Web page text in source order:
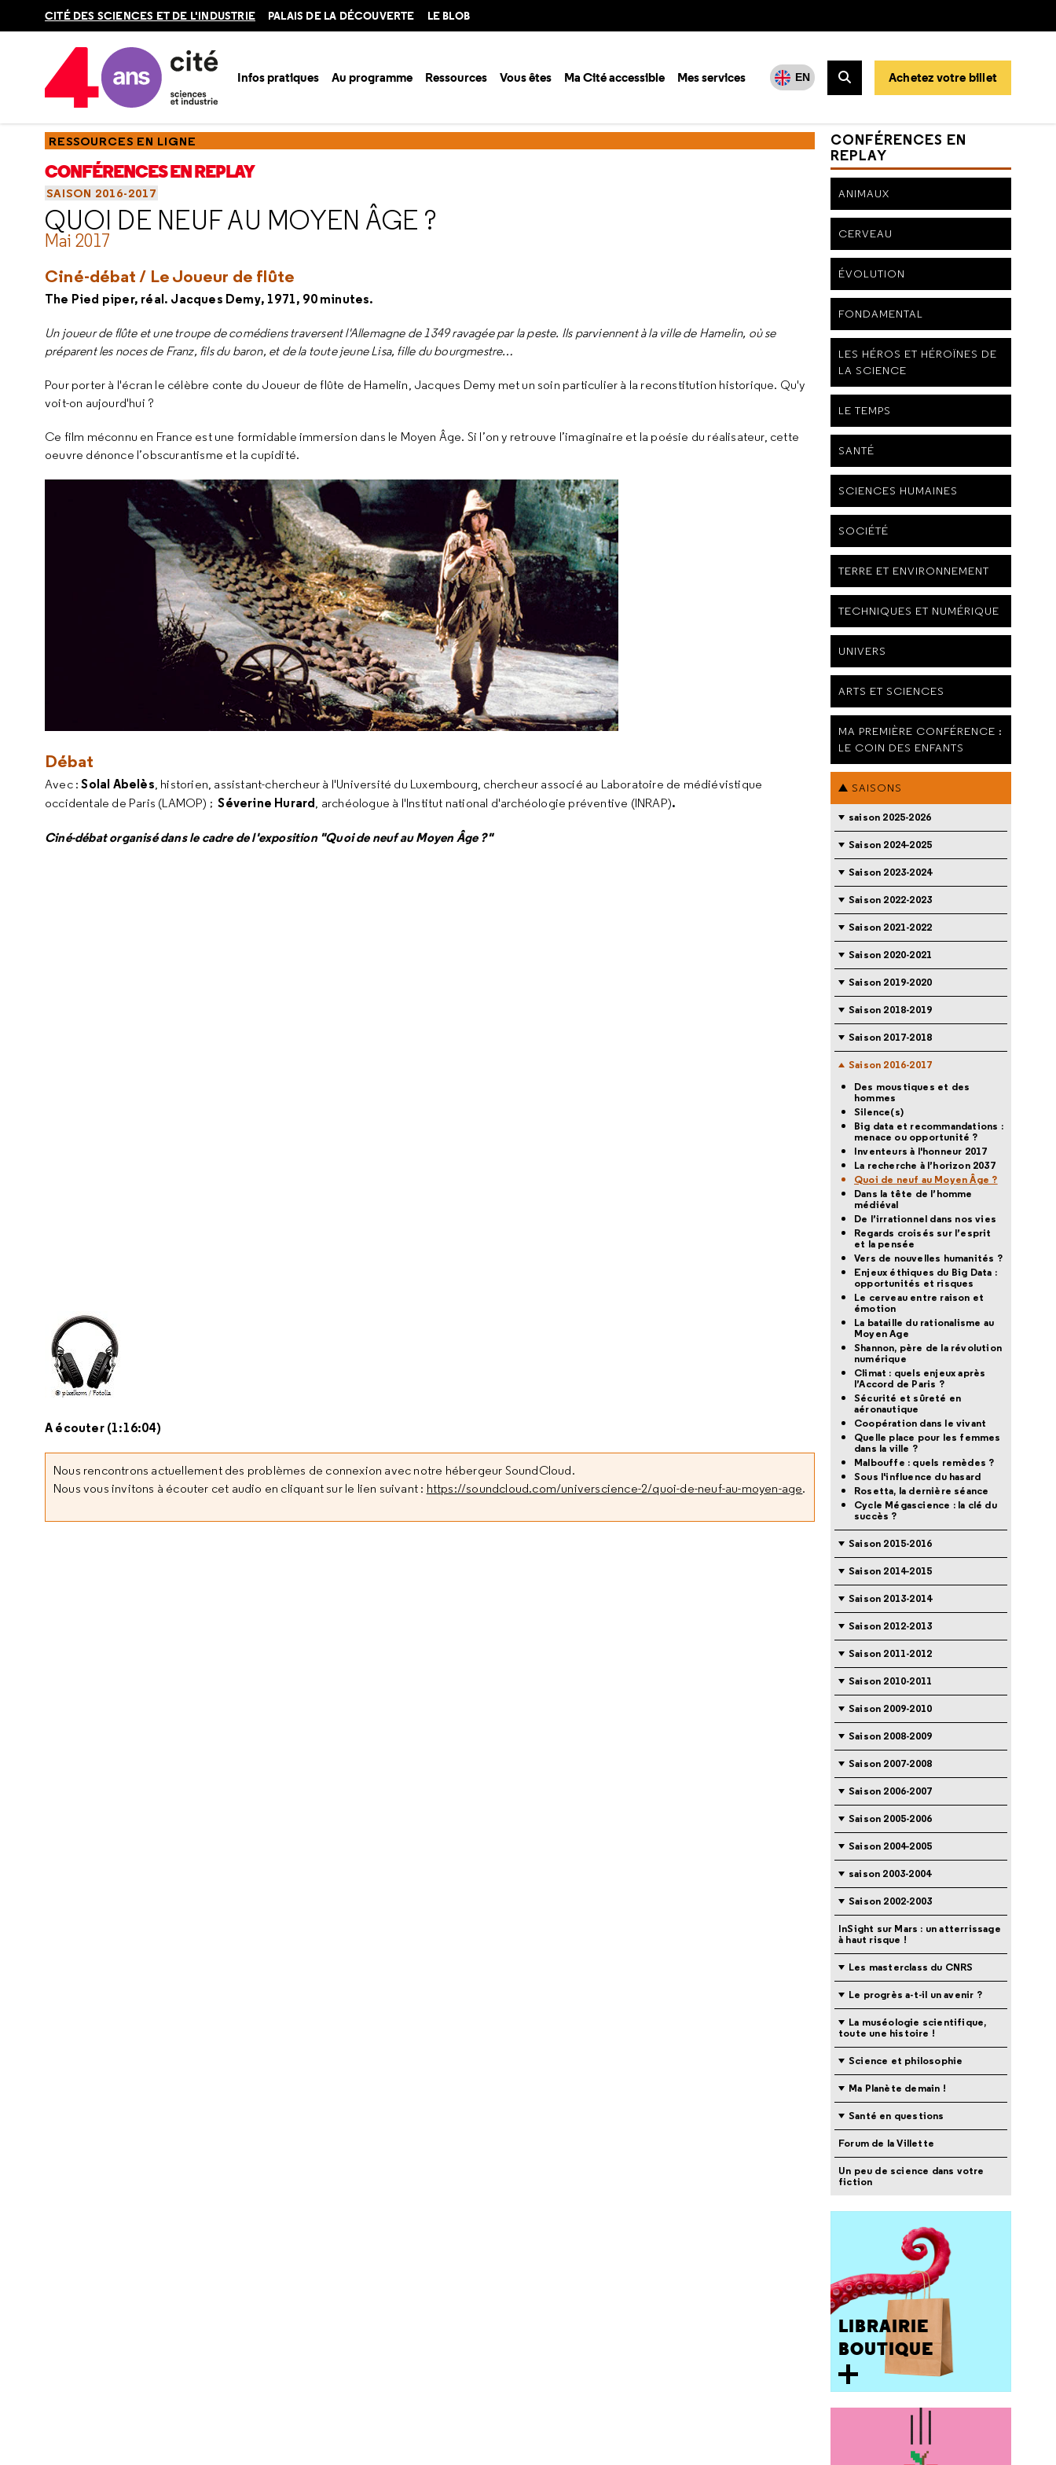
CITÉ DES SCIENCES ET DE L'INDUSTRIE PALAIS DE LA DÉCOUVERTE LE BLOB
Infos pratiques Au programme Ressources Vous êtes Ma Cité accessible Mes services EN
Rechercher
Achetez votre billet
Accueil Ressources
RESSOURCES EN LIGNE
CONFÉRENCES EN REPLAY
SAISON 2016-2017
QUOI DE NEUF AU MOYEN ÂGE ?
Mai 2017
Ciné-débat / Le Joueur de flûte
The Pied piper, réal. Jacques Demy, 1971, 90 minutes.
Un joueur de flûte et une troupe de comédiens traversent l'Allemagne de 1349 ravagée par la peste. Ils parviennent à la ville de Hamelin, où se
préparent les noces de Franz, fils du baron, et de la toute jeune Lisa, fille du bourgmestre…
Pour porter à l'écran le célèbre conte du Joueur de flûte de Hamelin, Jacques Demy met un soin particulier à la reconstitution historique. Qu'y
voit-on aujourd'hui ?
Ce film méconnu en France est une formidable immersion dans le Moyen Âge. Si l’on y retrouve l’imaginaire et la poésie du réalisateur, cette
oeuvre dénonce l’obscurantisme et la cupidité.
Débat
Avec :Solal Abelès, historien, assistant-chercheur à l'Université du Luxembourg, chercheur associé au Laboratoire de médiévistique
occidentale de Paris (LAMOP) ;Séverine Hurard, archéologue à l'Institut national d'archéologie préventive (INRAP).
Ciné-débat organisé dans le cadre de l'exposition "Quoi de neuf au Moyen Âge ?"
A écouter (1:16:04)
Nous rencontrons actuellement des problèmes de connexion avec notre hébergeur SoundCloud.
Nous vous invitons à écouter cet audio en cliquant sur le lien suivant : https://soundcloud.com/universcience-2/quoi-de-neuf-au-moyen-age.
CONFÉRENCES EN
REPLAY
ANIMAUX
CERVEAU
ÉVOLUTION
FONDAMENTAL
LES HÉROS ET HÉROÏNES DE
LA SCIENCE
LE TEMPS
SANTÉ
SCIENCES HUMAINES
SOCIÉTÉ
TERRE ET ENVIRONNEMENT
TECHNIQUES ET NUMÉRIQUE
UNIVERS
ARTS ET SCIENCES
MA PREMIÈRE CONFÉRENCE :
LE COIN DES ENFANTS
SAISONS
saison 2025-2026
Saison 2024-2025
Saison 2023-2024
Saison 2022-2023
Saison 2021-2022
Saison 2020-2021
Saison 2019-2020
Saison 2018-2019
Saison 2017-2018
Saison 2016-2017
Des moustiques et des
hommes
Silence(s)
Big data et recommandations :
menace ou opportunité ?
Inventeurs à l'honneur 2017
La recherche à l’horizon 2037
Quoi de neuf au Moyen Âge ?
Dans la tête de l’homme
médiéval
De l’irrationnel dans nos vies
Regards croisés sur l’esprit
et la pensée
Vers de nouvelles humanités ?
Enjeux éthiques du Big Data :
opportunités et risques
Le cerveau entre raison et
émotion
La bataille du rationalisme au
Moyen Age
Shannon, père de la révolution
numérique
Climat : quels enjeux après
l’Accord de Paris ?
Sécurité et sûreté en
aéronautique
Coopération dans le vivant
Quelle place pour les femmes
dans la ville ?
Malbouffe : quels remèdes ?
Sous l'influence du hasard
Rosetta, la dernière séance
Cycle Mégascience : la clé du
succès ?
Saison 2015-2016
Saison 2014-2015
Saison 2013-2014
Saison 2012-2013
Saison 2011-2012
Saison 2010-2011
Saison 2009-2010
Saison 2008-2009
Saison 2007-2008
Saison 2006-2007
Saison 2005-2006
Saison 2004-2005
saison 2003-2004
Saison 2002-2003
InSight sur Mars : un atterrissage
à haut risque !
Les masterclass du CNRS
Le progrès a-t-il un avenir ?
La muséologie scientifique,
toute une histoire !
Science et philosophie
Ma Planète demain !
Santé en questions
Forum de la Villette
Un peu de science dans votre
fiction
LIBRAIRIE
BOUTIQUE